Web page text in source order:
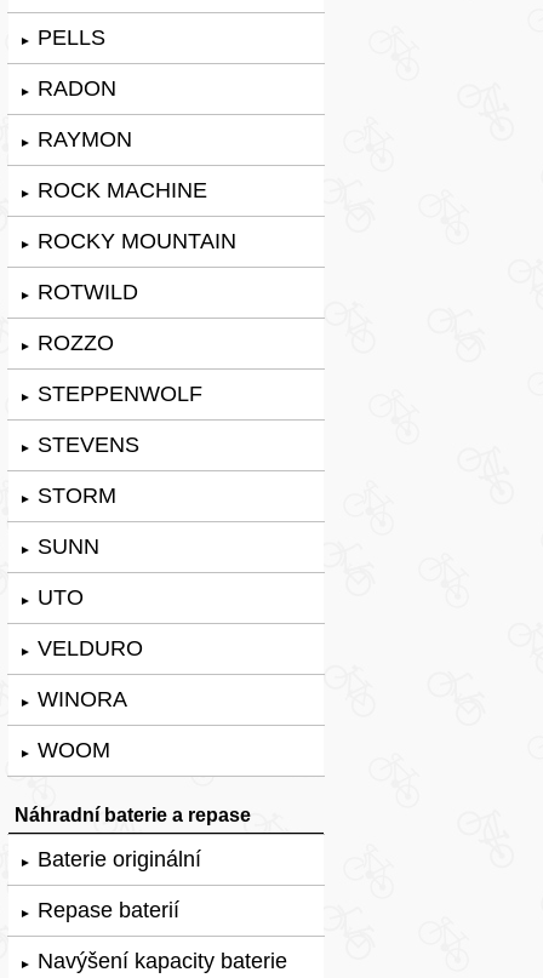
► PELLS
► RADON
► RAYMON
► ROCK MACHINE
► ROCKY MOUNTAIN
► ROTWILD
► ROZZO
► STEPPENWOLF
► STEVENS
► STORM
► SUNN
► UTO
► VELDURO
► WINORA
► WOOM
Náhradní baterie a repase
► Baterie originální
► Repase baterií
► Navýšení kapacity baterie